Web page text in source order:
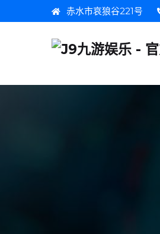
赤水市哀狼谷221号